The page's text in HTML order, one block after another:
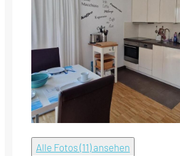
Alle Fotos (11) ansehen